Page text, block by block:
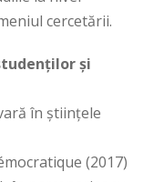
cercetării.
și
în științele
(2017)